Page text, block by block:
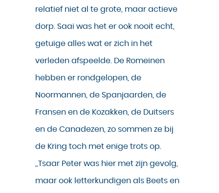
relatief niet al te grote, maar actieve
dorp. Saai was het er ook nooit echt,
getuige alles wat er zich in het
verleden afspeelde. De Romeinen
hebben er rondgelopen, de
Noormannen, de Spanjaarden, de
Fransen en de Kozakken, de Duitsers
en de Canadezen, zo sommen ze bij
de Kring toch met enige trots op.
,,Tsaar Peter was hier met zijn gevolg,
maar ook letterkundigen als Beets en